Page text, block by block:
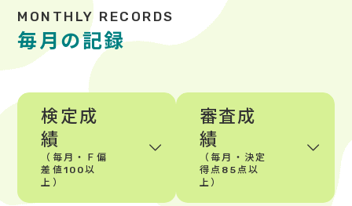
毎月の記録
検定成
績
（毎月・Ｆ偏
差値100以
上）
審査成
績
（毎月・決定
得点85点以
上）